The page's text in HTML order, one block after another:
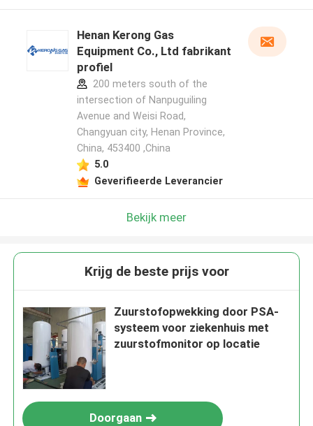
Henan Kerong Gas
Equipment Co., Ltd fabrikant
profiel
200 meters south of the
intersection of Nanpuguiling
Avenue and Weisi Road,
Changyuan city, Henan Province,
China, 453400 ,China
5.0
Geverifieerde Leverancier
Bekijk meer
Krijg de beste prijs voor
Zuurstofopwekking door PSA-
systeem voor ziekenhuis met
zuurstofmonitor op locatie
Doorgaan